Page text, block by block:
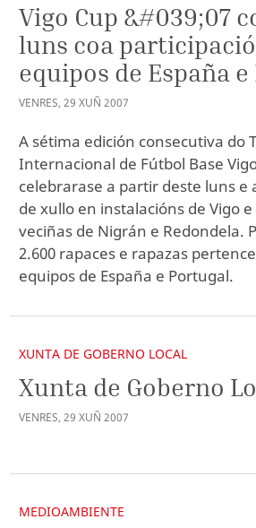
Vigo Cup &#039;07
luns coa
equipos de España
VENRES, 29 XUÑ 2007
A sétima edición consecutiva do
Internacional de Fútbol Base
celebrarase a partir deste luns e
de xullo en instalacións de Vigo
veciñas de Nigrán e Redondela.
2.600 rapaces e rapazas
equipos de España e Portugal.
XUNTA DE GOBERNO LOCAL
Xunta de Goberno
VENRES, 29 XUÑ 2007
MEDIOAMBIENTE